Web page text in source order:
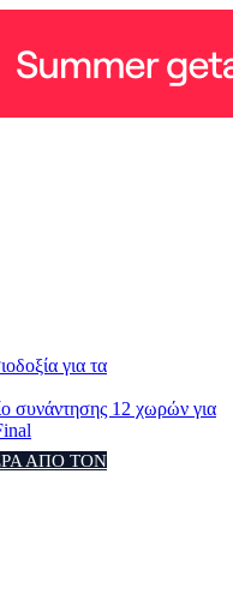
για τα
συνάντησης 12 χωρών για
ΑΠΟ ΤΟΝ